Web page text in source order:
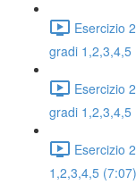
Esercizio
gradi 1,2,3,4,5
Esercizio
gradi 1,2,3,4,5
Esercizio
1,2,3,4,5 (7:07)